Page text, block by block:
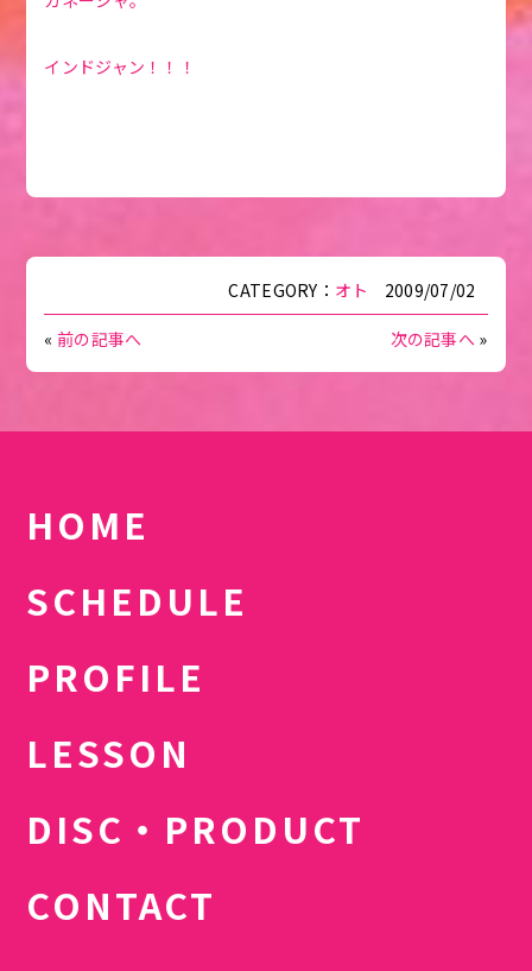
インドジャン！！！
CATEGORY： オト 2009/07/02
« 前の記事へ 次の記事へ »
HOME
SCHEDULE
PROFILE
LESSON
DISC・PRODUCT
CONTACT